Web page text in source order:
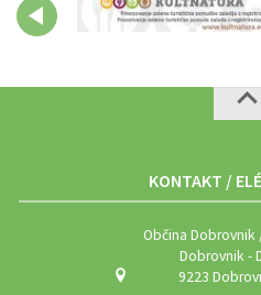
KONTAKT /
Občina
Dobrovnik -
9223